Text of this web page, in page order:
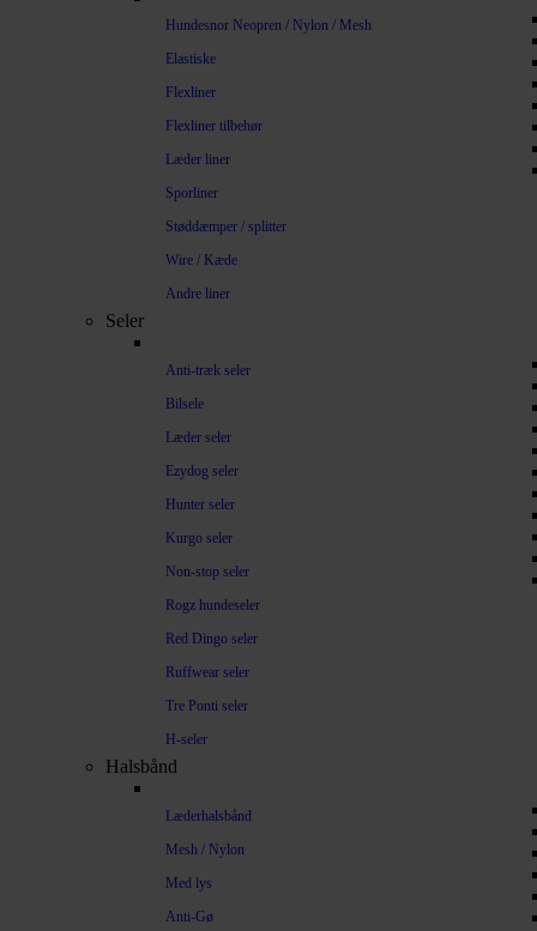
Hundesnor Neopren / Nylon / Mesh
Elastiske
Flexliner
Flexliner tilbehør
Læder liner
Sporliner
Støddæmper / splitter
Wire / Kæde
Andre liner
Seler
Anti-træk seler
Bilsele
Læder seler
Ezydog seler
Hunter seler
Kurgo seler
Non-stop seler
Rogz hundeseler
Red Dingo seler
Ruffwear seler
Tre Ponti seler
H-seler
Halsbånd
Læderhalsbånd
Mesh / Nylon
Med lys
Anti-Gø